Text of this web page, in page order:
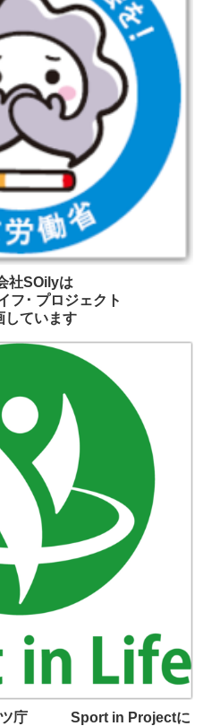
社SOilyは
フ･ プロジェクト
しています
ツ庁 Sport in Projectに